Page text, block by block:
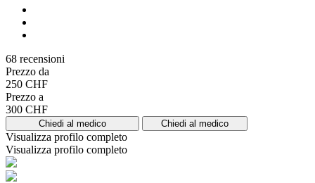
68 recensioni
Prezzo da
250 CHF
Prezzo a
300 CHF
Chiedi al medico Chiedi al medico
Visualizza profilo completo
Visualizza profilo completo